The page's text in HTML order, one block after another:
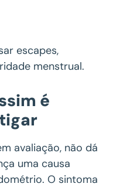
escapes,
menstrual.
é
avaliação, não dá
uma causa
O sintoma